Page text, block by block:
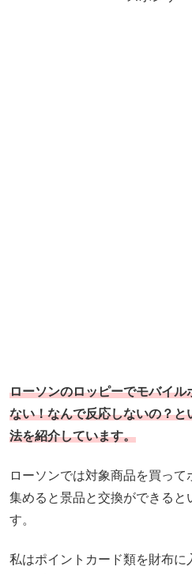
ローソンのロッピーでモバイ
ない！なんで反応しないの？
法を紹介しています。
ローソンでは対象商品を買っ
集めると景品と交換ができると
す。
私はポイントカード類を財布